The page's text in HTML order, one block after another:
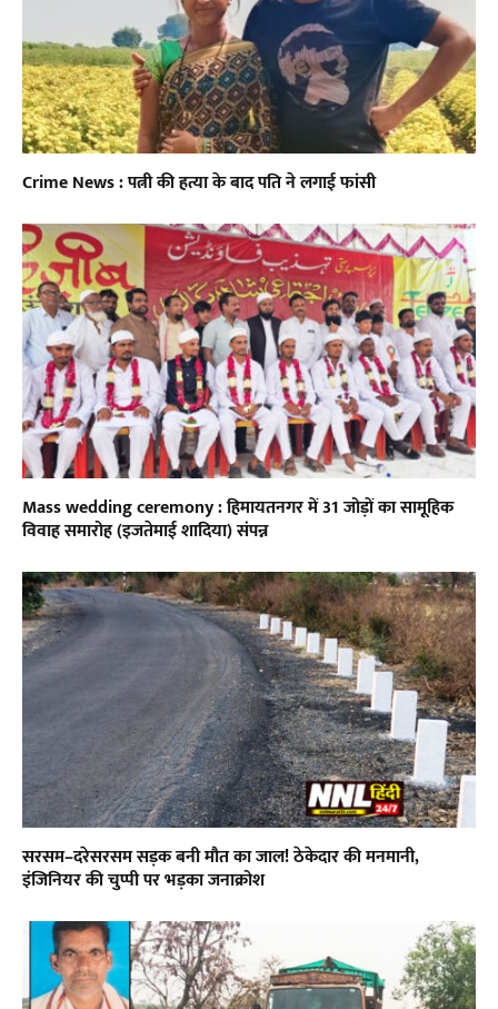
Crime News : पत्नी की हत्या के बाद पति ने लगाई फांसी
Mass wedding ceremony : हिमायतनगर में 31 जोड़ों का सामूहिक
विवाह समारोह (इजतेमाई शादिया) संपन्न
सरसम–दरेसरसम सड़क बनी मौत का जाल! ठेकेदार की मनमानी,
इंजिनियर की चुप्पी पर भड़का जनाक्रोश